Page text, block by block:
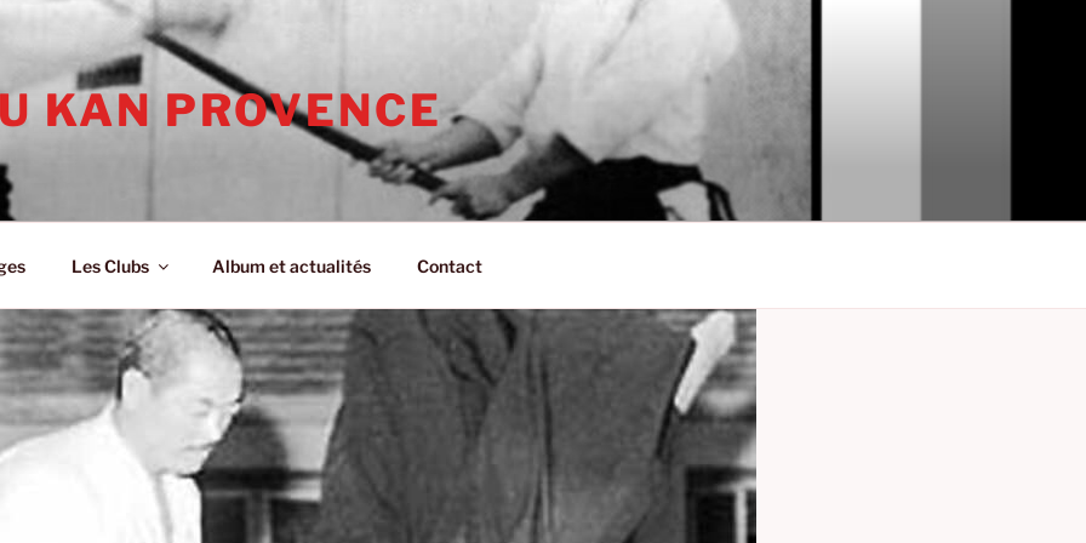
KAN PROVENCE
Les Clubs Album et actualités Contact